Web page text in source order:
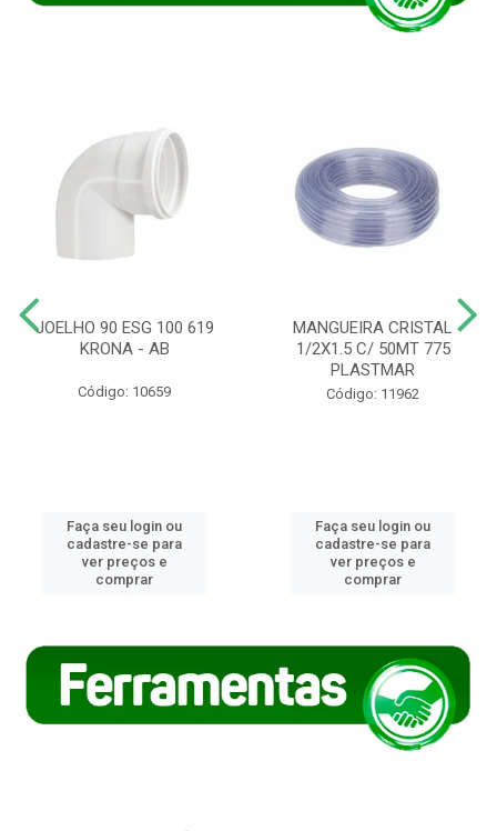
JOELHO 90 ESG 100 619
KRONA - AB
Código: 10659
Faça seu login ou
cadastre-se para
ver preços e
comprar
MANGUEIRA CRISTAL
1/2X1.5 C/ 50MT 775
PLASTMAR
Código: 11962
Faça seu login ou
cadastre-se para
ver preços e
comprar